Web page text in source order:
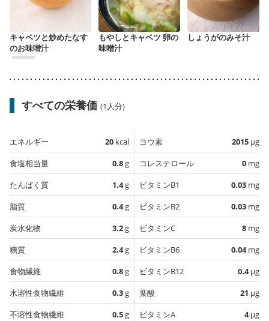
キャベツと炒めたなす
のお味噌汁
もやしとキャベツ 卵の
味噌汁
しょうがのみそ汁
すべての栄養価 (1人分)
エネルギー 20 kcal
食塩相当量
0.8g
たんぱく質
1.4g
脂質
0.4g
炭水化物
3.2g
糖質
2.4g
食物繊維
0.8g
水溶性食物繊維
0.3g
不溶性食物繊維
0.5g
ヨウ素 2015 µg
コレステロール
0 mg
ビタミンB1
0.03 mg
ビタミンB2
0.03 mg
ビタミンC
8 mg
ビタミンB6
0.04mg
ビタミンB12
0.4µg
葉酸
21 µg
ビタミンA
4µg